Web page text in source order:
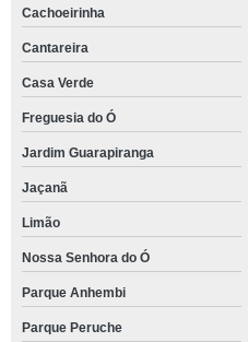
Cachoeirinha
Cantareira
Casa Verde
Freguesia do Ó
Jardim Guarapiranga
Jaçanã
Limão
Nossa Senhora do Ó
Parque Anhembi
Parque Peruche